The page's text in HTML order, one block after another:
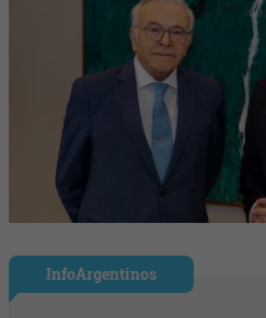
InfoArgentinos